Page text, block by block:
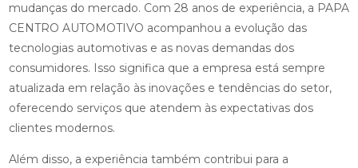
mudanças do mercado. Com 28 anos de experiência, a PAPA
CENTRO AUTOMOTIVO acompanhou a evolução das
tecnologias automotivas e as novas demandas dos
consumidores. Isso significa que a empresa está sempre
atualizada em relação às inovações e tendências do setor,
oferecendo serviços que atendem às expectativas dos
clientes modernos.
Além disso, a experiência também contribui para a